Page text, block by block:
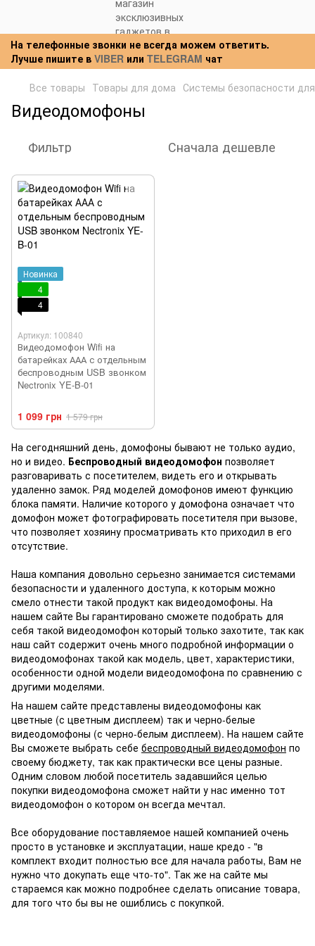
На телефонные звонки не всегда можем ответить.
Лучше пишите в VIBER или TELEGRAM чат
Все товары Товары для дома Системы безопасности
Видеодомофоны
Фильтр Сначала дешевле
Новинка
4
4
Артикул: 100840
Видеодомофон Wifi на
батарейках ААА с отдельным
беспроводным USB звонком
Nectronix YE-B-01
1 099 грн 1 579 грн
На сегодняшний день, домофоны бывают не только аудио,
но и видео. Беспроводный видеодомофон позволяет
разговаривать с посетителем, видеть его и открывать
удаленно замок. Ряд моделей домофонов имеют функцию
блока памяти. Наличие которого у домофона означает что
домофон может фотографировать посетителя при вызове,
что позволяет хозяину просматривать кто приходил в его
отсутствие.
Наша компания довольно серьезно занимается системами
безопасности и удаленного доступа, к которым можно
смело отнести такой продукт как видеодомофоны. На
нашем сайте Вы гарантировано сможете подобрать для
себя такой видеодомофон который только захотите, так как
наш сайт содержит очень много подробной информации о
видеодомофонах такой как модель, цвет, характеристики,
особенности одной модели видеодомофона по сравнению с
другими моделями.
На нашем сайте представлены видеодомофоны как
цветные (с цветным дисплеем) так и черно-белые
видеодомофоны (с черно-белым дисплеем). На нашем сайте
Вы сможете выбрать себе беспроводный видеодомофон по
своему бюджету, так как практически все цены разные.
Одним словом любой посетитель задавшийся целью
покупки видеодомофона сможет найти у нас именно тот
видеодомофон о котором он всегда мечтал.
Все оборудование поставляемое нашей компанией очень
просто в установке и эксплуатации, наше кредо - "в
комплект входит полностью все для начала работы, Вам не
нужно что докупать еще что-то". Так же на сайте мы
стараемся как можно подробнее сделать описание товара,
для того что бы вы не ошиблись с покупкой.